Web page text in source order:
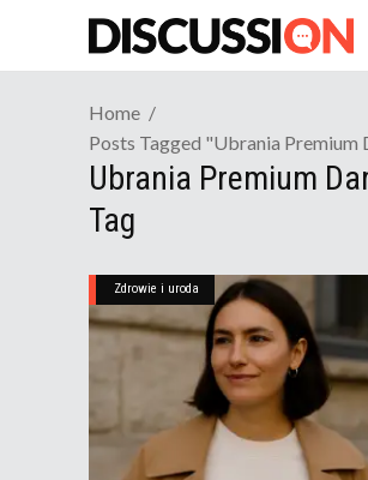
Home
Posts Tagged "ubrania Premium
Ubrania Premium
Tag
Zdrowie i uroda